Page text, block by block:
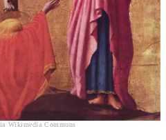
Wikimedia Commons